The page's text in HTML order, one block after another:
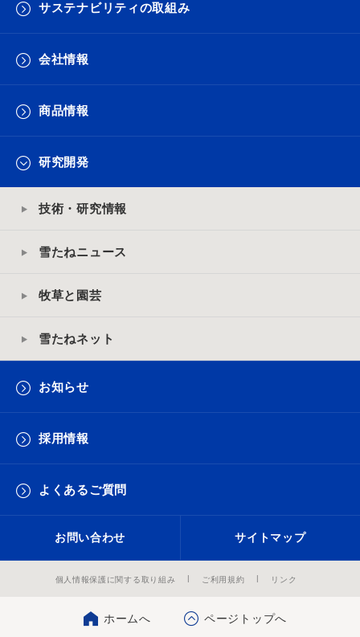
サステナビリティの取組み
会社情報
商品情報
研究開発
技術・研究情報
雪たねニュース
牧草と園芸
雪たねネット
お知らせ
採用情報
よくあるご質問
お問い合わせ サイトマップ
ホームへ ページトップへ
個人情報保護に関する取り組み ご利用規約 リンク